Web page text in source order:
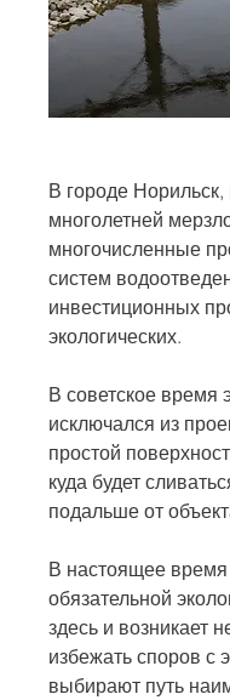
В городе
многолетней
многочисленные
систем
инвестиционных
экологических.
В советское время
исключался из
простой
куда будет
подальше от
В настоящее время
обязательной
здесь и возникает
избежать споров с
выбирают путь